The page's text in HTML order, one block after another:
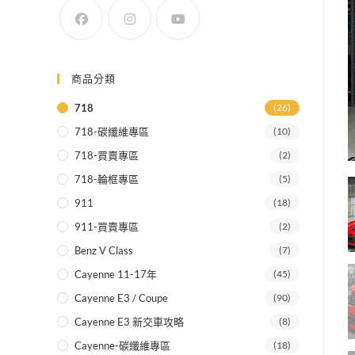
商品分類
718 (26)
718-碳纖維專區 (10)
718-買賣專區 (2)
718-輪框專區 (5)
911 (18)
911-買賣專區 (2)
Benz V Class (7)
Cayenne 11-17年 (45)
Cayenne E3 / Coupe (90)
Cayenne E3 新交車攻略 (8)
Cayenne-碳纖維專區 (18)